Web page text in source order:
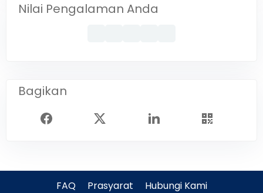
Nilai Pengalaman Anda
Bagikan
FAQ Prasyarat Hubungi Kami